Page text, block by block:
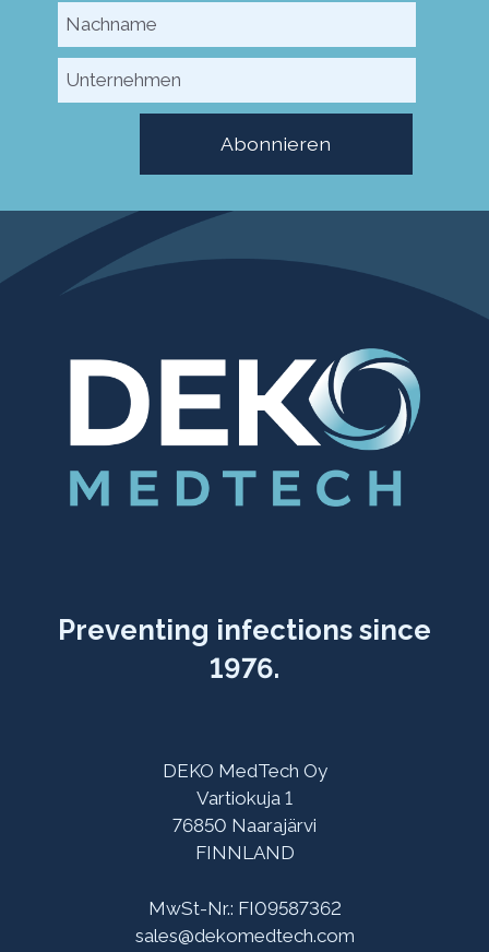
Preventing infections since
1976.
DEKO MedTech Oy
Vartiokuja 1
76850 Naarajärvi
FINNLAND
MwSt-Nr.: FI09587362
sales@dekomedtech.com